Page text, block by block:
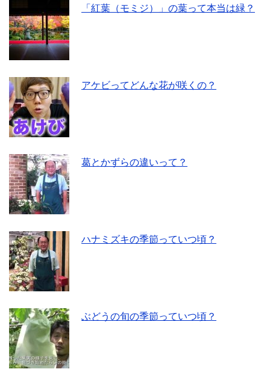
「紅葉（モミジ）」の葉って本当は緑？
アケビってどんな花が咲くの？
葛とかずらの違いって？
ハナミズキの季節っていつ頃？
ぶどうの旬の季節っていつ頃？